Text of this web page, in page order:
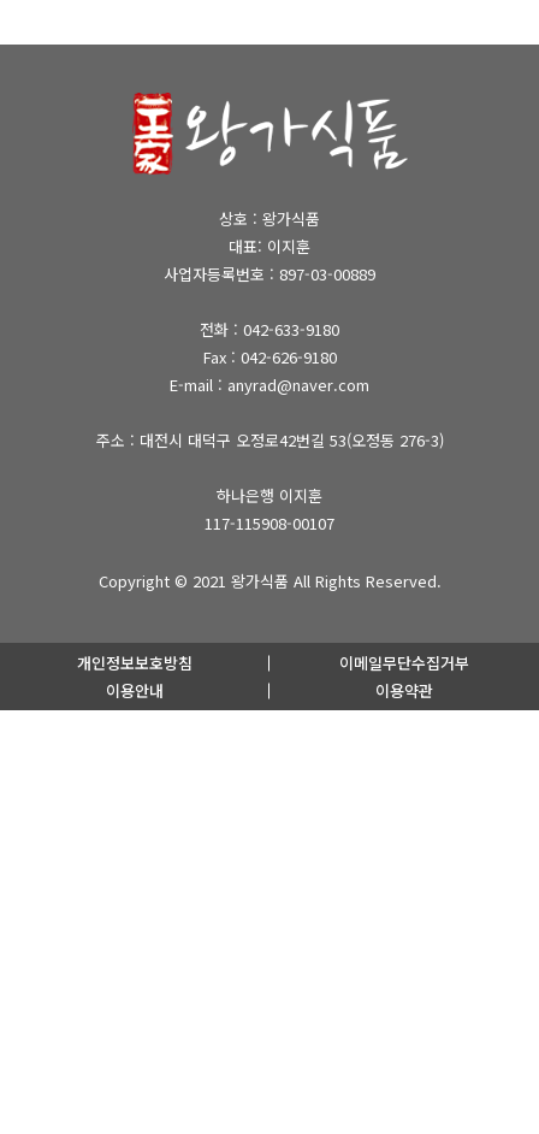
상호 : 왕가식품
대표: 이지훈
사업자등록번호 : 897-03-00889
전화 : 042-633-9180
Fax : 042-626-9180
E-mail : anyrad@naver.com
주소 : 대전시 대덕구 오정로42번길 53(오정동 276-3)
하나은행 이지훈
117-115908-00107
Copyright © 2021 왕가식품 All Rights Reserved.
개인정보보호방침
이용약관
이용안내
이메일무단수집거부